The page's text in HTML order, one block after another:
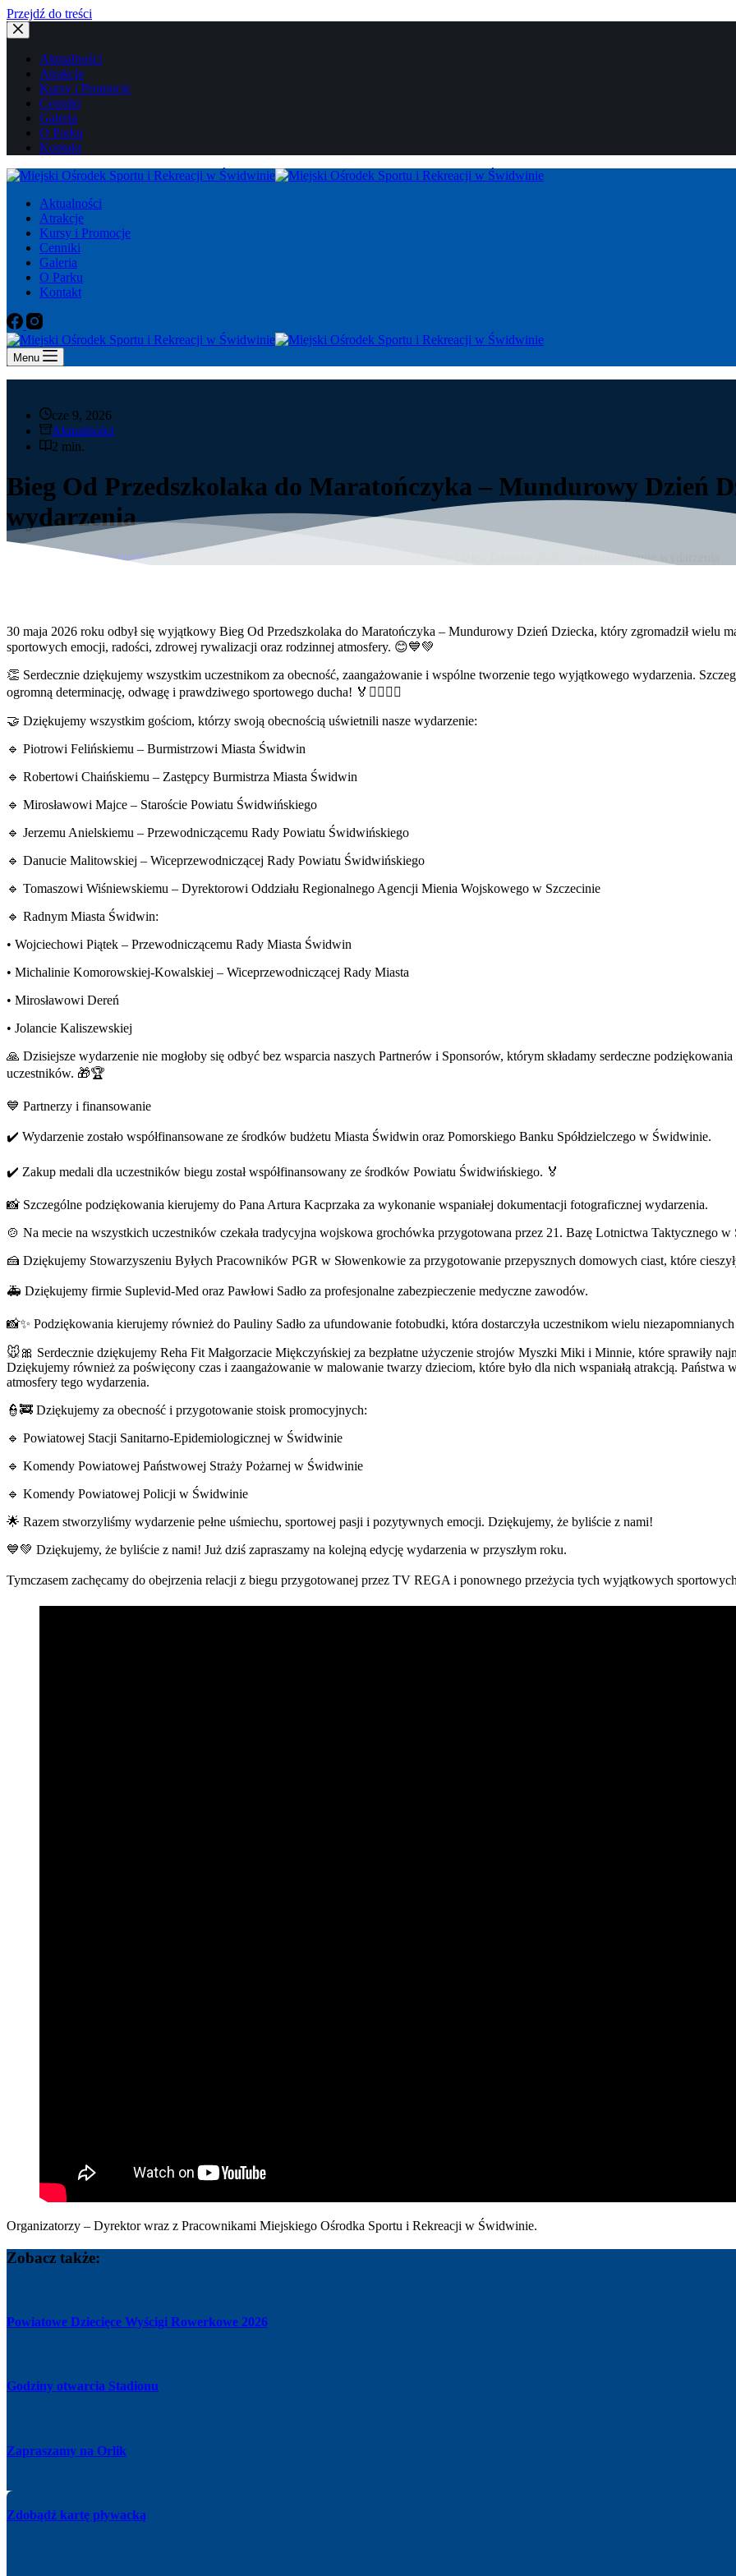
Przejdź do treści
Aktualności
Atrakcje
Kursy i Promocje
Cenniki
Galeria
O Parku
Kontakt
Aktualności
Atrakcje
Kursy i Promocje
Cenniki
Galeria
O Parku
Kontakt
Menu
cze 9, 2026
Aktualności
2 min.
Bieg Od Przedszkolaka do Maratończyka – Mundurowy Dzień
wydarzenia
Strona główna Aktualności Bieg Od Przedszkolaka do Maratończyka – Mundurowy Dzień Dziecka 2026”– podsumowanie wydarzenia
30 maja 2026 roku odbył się wyjątkowy Bieg Od Przedszkolaka do Maratończyka – Mundurowy Dzień Dziecka, który zgromadził wielu
sportowych emocji, radości, zdrowej rywalizacji oraz rodzinnej atmosfery. 😊💙💚
👏 Serdecznie dziękujemy wszystkim uczestnikom za obecność, zaangażowanie i wspólne tworzenie tego wyjątkowego wydarzenia.
ogromną determinację, odwagę i prawdziwego sportowego ducha! 🏅🏃‍♀️🏃‍♂️
🤝 Dziękujemy wszystkim gościom, którzy swoją obecnością uświetnili nasze wydarzenie:
🔹 Piotrowi Felińskiemu – Burmistrzowi Miasta Świdwin
🔹 Robertowi Chaińskiemu – Zastępcy Burmistrza Miasta Świdwin
🔹 Mirosławowi Majce – Staroście Powiatu Świdwińskiego
🔹 Jerzemu Anielskiemu – Przewodniczącemu Rady Powiatu Świdwińskiego
🔹 Danucie Malitowskiej – Wiceprzewodniczącej Rady Powiatu Świdwińskiego
🔹 Tomaszowi Wiśniewskiemu – Dyrektorowi Oddziału Regionalnego Agencji Mienia Wojskowego w Szczecinie
🔹 Radnym Miasta Świdwin:
• Wojciechowi Piątek – Przewodniczącemu Rady Miasta Świdwin
• Michalinie Komorowskiej-Kowalskiej – Wiceprzewodniczącej Rady Miasta
• Mirosławowi Dereń
• Jolancie Kaliszewskiej
🙏 Dzisiejsze wydarzenie nie mogłoby się odbyć bez wsparcia naszych Partnerów i Sponsorów, którym składamy serdeczne
uczestników. 🎁🏆
💙 Partnerzy i finansowanie
✔️ Wydarzenie zostało współfinansowane ze środków budżetu Miasta Świdwin oraz Pomorskiego Banku Spółdzielczego w Świdwinie.
✔️ Zakup medali dla uczestników biegu został współfinansowany ze środków Powiatu Świdwińskiego. 🏅
📸 Szczególne podziękowania kierujemy do Pana Artura Kacprzaka za wykonanie wspaniałej dokumentacji fotograficznej wydarzenia.
🍲 Na mecie na wszystkich uczestników czekała tradycyjna wojskowa grochówka przygotowana przez 21. Bazę Lotnictwa Taktycznego
🍰 Dziękujemy Stowarzyszeniu Byłych Pracowników PGR w Słowenkowie za przygotowanie przepysznych domowych ciast, które
🚑 Dziękujemy firmie Suplevid-Med oraz Pawłowi Sadło za profesjonalne zabezpieczenie medyczne zawodów.
📸✨ Podziękowania kierujemy również do Pauliny Sadło za ufundowanie fotobudki, która dostarczyła uczestnikom wielu
🐭🎀 Serdecznie dziękujemy Reha Fit Małgorzacie Miękczyńskiej za bezpłatne użyczenie strojów Myszki Miki i Minnie, które sprawiły
Dziękujemy również za poświęcony czas i zaangażowanie w malowanie twarzy dzieciom, które było dla nich wspaniałą atrakcją.
atmosfery tego wydarzenia.
👮🚒 Dziękujemy za obecność i przygotowanie stoisk promocyjnych:
🔹 Powiatowej Stacji Sanitarno-Epidemiologicznej w Świdwinie
🔹 Komendy Powiatowej Państwowej Straży Pożarnej w Świdwinie
🔹 Komendy Powiatowej Policji w Świdwinie
🌟 Razem stworzyliśmy wydarzenie pełne uśmiechu, sportowej pasji i pozytywnych emocji. Dziękujemy, że byliście z nami!
💙💚 Dziękujemy, że byliście z nami! Już dziś zapraszamy na kolejną edycję wydarzenia w przyszłym roku.
Tymczasem zachęcamy do obejrzenia relacji z biegu przygotowanej przez TV REGA i ponownego przeżycia tych wyjątkowych
Organizatorzy – Dyrektor wraz z Pracownikami Miejskiego Ośrodka Sportu i Rekreacji w Świdwinie.
Zobacz także:
Powiatowe Dziecięce Wyścigi Rowerkowe 2026
Godziny otwarcia Stadionu
Zapraszamy na Orlik
Zdobądź kartę pływacką